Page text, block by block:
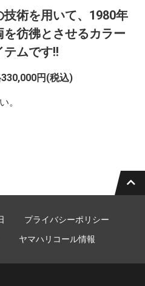
術を用いて、1980年
彷彿とさせるカラー
テムです!!
円(税込)
。
プライバシーポリシー
ヤマハリコール情報